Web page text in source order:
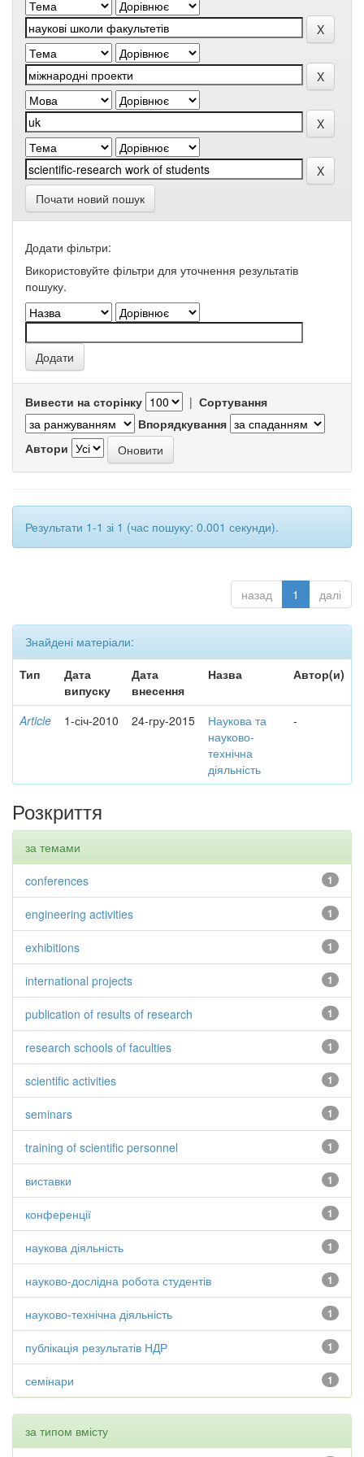
Почати новий пошук
Додати фільтри:
Використовуйте фільтри для уточнення результатів
пошуку.
Вивести на сторінку | Сортування
Впорядкування
Автори
Результати 1-1 зі 1 (час пошуку: 0.001 секунди).
назад 1 далі
Знайдені матеріали:
Тип
Дата
випуску
Дата
внесення
Назва Автор(и)
Article 1-січ-2010 24-гру-2015
Наукова та
науково-
технічна
діяльність
-
Розкриття
за темами
1
conferences
1
engineering activities
1
exhibitions
1
international projects
1
publication of results of research
1
research schools of faculties
1
scientific activities
1
seminars
1
training of scientific personnel
1
виставки
1
конференції
1
наукова діяльність
1
науково-дослідна робота студентів
1
науково-технічна діяльність
1
публікація результатів НДР
1
семінари
за типом вмісту